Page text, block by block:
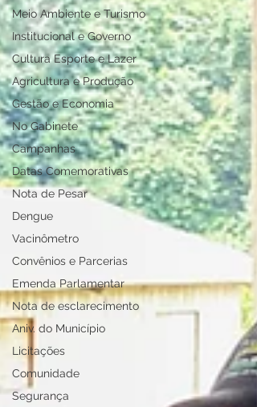
Meio Ambiente e Turismo
Institucional e Governo
Cultura Esporte e Lazer
Agricultura e Produção
Gestão e Economia
No Gabinete
Campanhas
Datas Comemorativas
Nota de Pesar
Dengue
Vacinômetro
Convênios e Parcerias
Emenda Parlamentar
Nota de esclarecimento
Aniv. do Município
Licitações
Comunidade
Segurança